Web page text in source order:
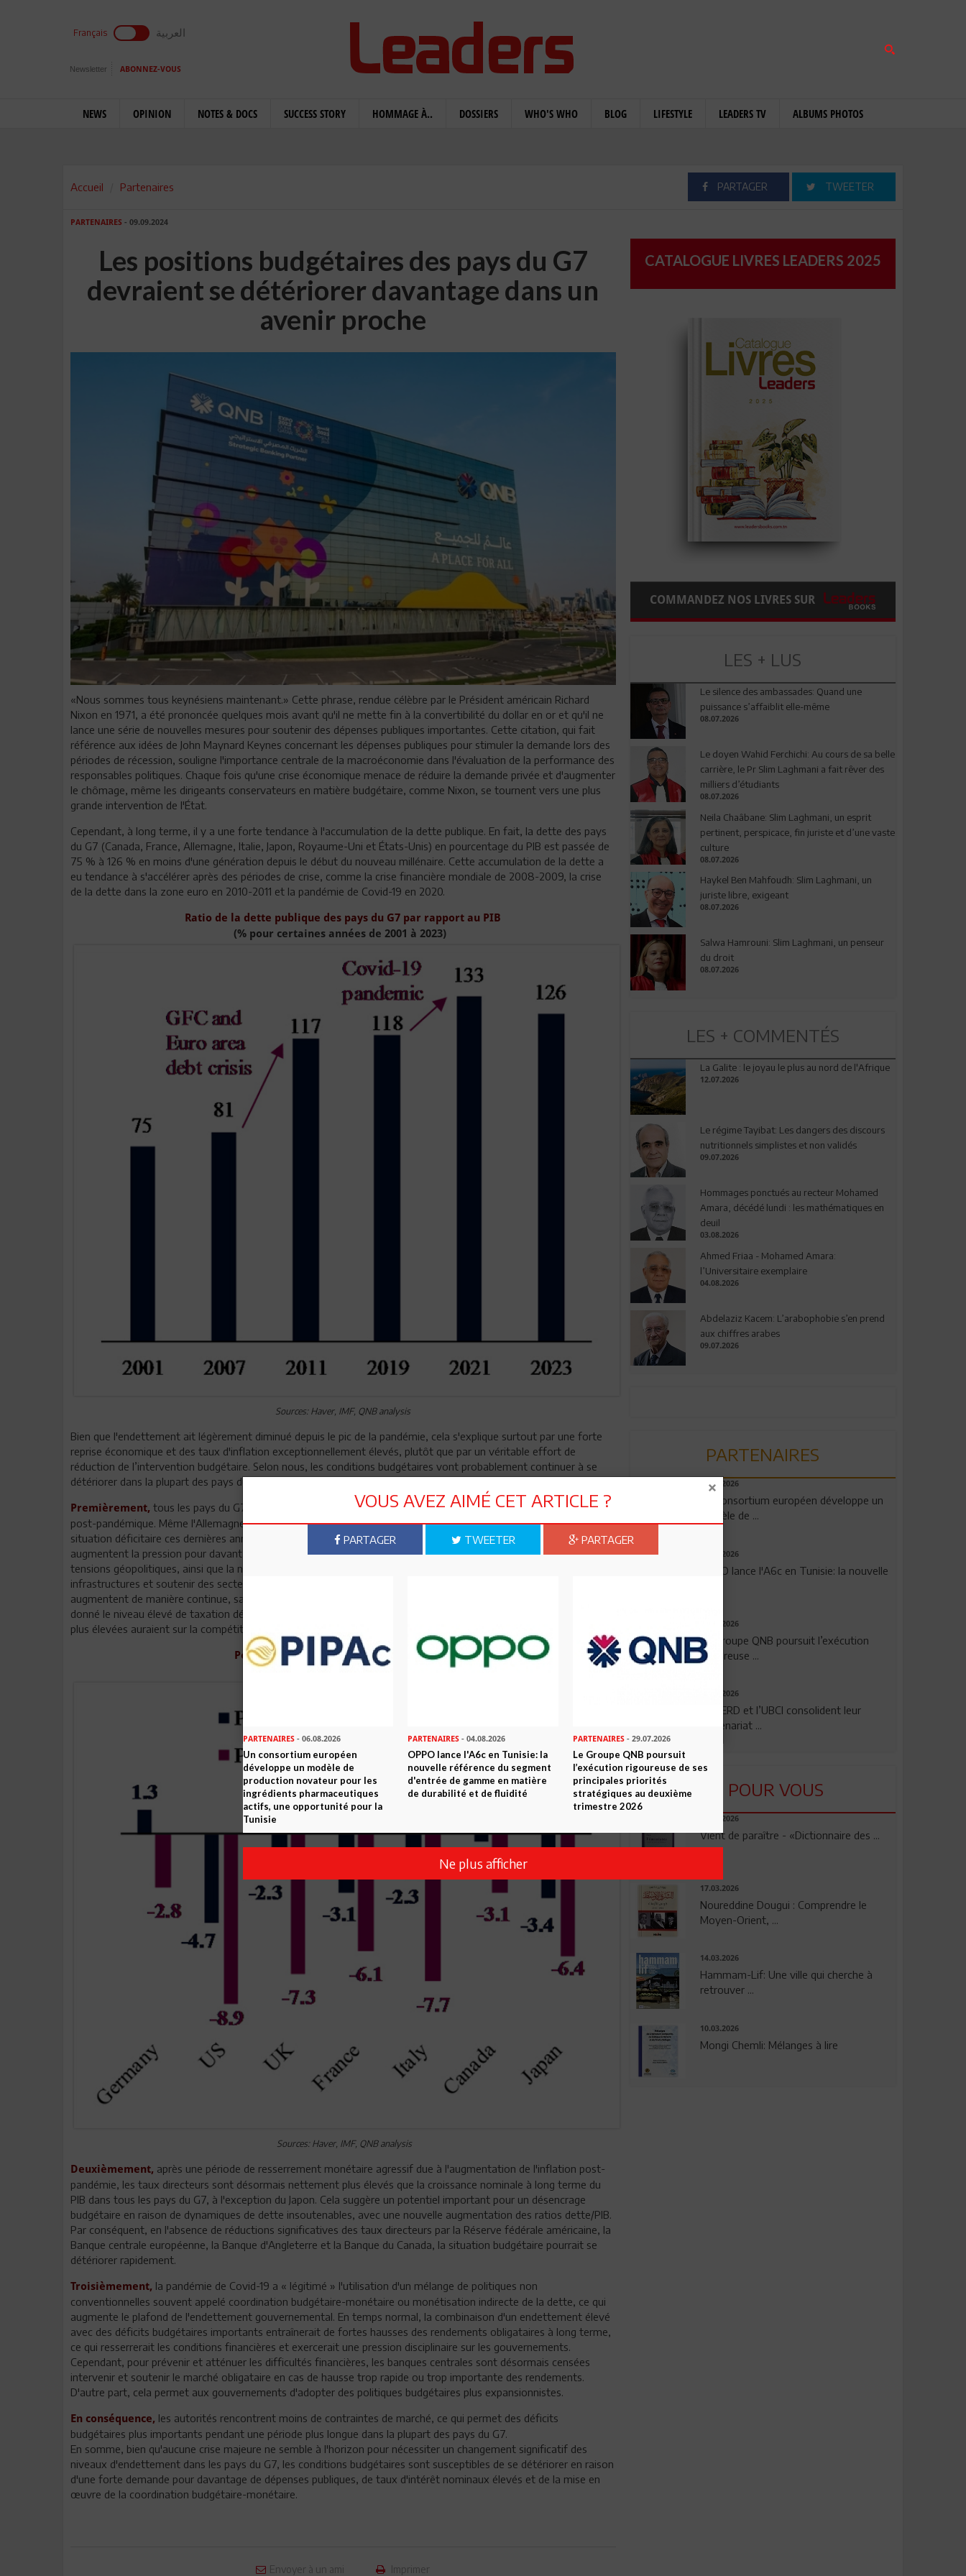
Français العربية
Newsletter ABONNEZ-VOUS
NEWS OPINION NOTES & DOCS SUCCESS STORY HOMMAGE À.. DOSSIERS WHO'S WHO BLOG LIFESTYLE LEADERS TV ALBUMS PHOTOS
Accueil Partenaires PARTAGER TWEETER
PARTENAIRES - 09.09.2024
Les positions budgétaires des pays du G7
devraient se détériorer davantage dans un
avenir proche
«Nous sommes tous keynésiens maintenant.» Cette phrase, rendue célèbre par le Président américain Richard
Nixon en 1971, a été prononcée quelques mois avant qu'il ne mette fin à la convertibilité du dollar en or et qu'il ne
lance une série de nouvelles mesures pour soutenir des dépenses publiques importantes. Cette citation, qui fait
référence aux idées de John Maynard Keynes concernant les dépenses publiques pour stimuler la demande lors des
périodes de récession, souligne l'importance centrale de la macroéconomie dans l'évaluation de la performance des
responsables politiques. Chaque fois qu'une crise économique menace de réduire la demande privée et d'augmenter
le chômage, même les dirigeants conservateurs en matière budgétaire, comme Nixon, se tournent vers une plus
grande intervention de l'État.
Cependant, à long terme, il y a une forte tendance à l'accumulation de la dette publique. En fait, la dette des pays
du G7 (Canada, France, Allemagne, Italie, Japon, Royaume-Uni et États-Unis) en pourcentage du PIB est passée de
75 % à 126 % en moins d'une génération depuis le début du nouveau millénaire. Cette accumulation de la dette a
eu tendance à s'accélérer après des périodes de crise, comme la crise financière mondiale de 2008-2009, la crise
de la dette dans la zone euro en 2010-2011 et la pandémie de Covid-19 en 2020.
Ratio de la dette publique des pays du G7 par rapport au PIB
(% pour certaines années de 2001 à 2023)
Sources: Haver, IMF, QNB analysis
Bien que l'endettement ait légèrement diminué depuis le pic de la pandémie, cela s'explique surtout par une forte
reprise économique et des taux d'inflation exceptionnellement élevés, plutôt que par un véritable effort de
réduction de l’intervention budgétaire. Selon nous, les conditions budgétaires vont probablement continuer à se
détériorer dans la plupart des pays du G7. Trois facteurs principaux étayent cette opinion.
Premièrement, tous les pays du G7 ont accru leurs déficits depuis la pandémie, indépendamment de la reprise
post-pandémique. Même l'Allemagne, qui affichait des excédents structurels avant la pandémie, est passée en
situation déficitaire ces dernières années. Cela s'explique par une série de nouvelles demandes croissantes qui
augmentent la pression pour davantage de dépenses publiques. Ces demandes incluent les prestations sociales, les
tensions géopolitiques, ainsi que la nécessité d'un nouveau cycle d'investissements pour moderniser les
infrastructures et soutenir des secteurs industriels stratégiques. En conséquence, les dépenses publiques
augmentent de manière continue, sans qu'il soit possible de les financer facilement par de nouveaux impôts, étant
donné le niveau élevé de taxation déjà en place dans la plupart des pays du G7 et l'impact négatif que des taxes
plus élevées auraient sur la compétitivité.
Positions budgétaires dans les pays du G7
(excédent/déficit en % du PIB)
Sources: Haver, IMF, QNB analysis
Deuxièmement, après une période de resserrement monétaire agressif due à l'augmentation de l'inflation post-
pandémie, les taux directeurs sont désormais nettement plus élevés que la croissance nominale à long terme du
PIB dans tous les pays du G7, à l'exception du Japon. Cela suggère un potentiel important pour un désencrage
budgétaire en raison de dynamiques de dette insoutenables, avec une nouvelle augmentation des ratios dette/PIB.
Par conséquent, en l'absence de réductions significatives des taux directeurs par la Réserve fédérale américaine, la
Banque centrale européenne, la Banque d'Angleterre et la Banque du Canada, la situation budgétaire pourrait se
détériorer rapidement.
Troisièmement, la pandémie de Covid-19 a « légitimé » l'utilisation d'un mélange de politiques non
conventionnelles souvent appelé coordination budgétaire-monétaire ou monétisation indirecte de la dette, ce qui
augmente le plafond de l'endettement gouvernemental. En temps normal, la combinaison d'un endettement élevé
avec des déficits budgétaires importants entraînerait de fortes hausses des rendements obligataires à long terme,
ce qui resserrerait les conditions financières et exercerait une pression disciplinaire sur les gouvernements.
Cependant, pour prévenir et atténuer les difficultés financières, les banques centrales sont désormais censées
intervenir et soutenir le marché obligataire en cas de hausse trop rapide ou trop importante des rendements.
D'autre part, cela permet aux gouvernements d'adopter des politiques budgétaires plus expansionnistes.
En conséquence, les autorités rencontrent moins de contraintes de marché, ce qui permet des déficits
budgétaires plus importants pendant une période plus longue dans la plupart des pays du G7.
En somme, bien qu'aucune crise majeure ne semble à l'horizon pour nécessiter un changement significatif des
niveaux d'endettement dans les pays du G7, les conditions budgétaires sont susceptibles de se détériorer en raison
d'une forte demande pour davantage de dépenses publiques, de taux d'intérêt nominaux élevés et de la mise en
œuvre de la coordination budgétaire-monétaire.
Envoyer à un ami Imprimer
CATALOGUE LIVRES LEADERS 2025
COMMANDEZ NOS LIVRES SUR
LES + LUS
Le silence des ambassades: Quand une
puissance s’affaiblit elle-même
08.07.2026
Le doyen Wahid Ferchichi: Au cours de sa belle
carrière, le Pr Slim Laghmani a fait rêver des
milliers d’étudiants
08.07.2026
Neila Chaâbane: Slim Laghmani, un esprit
pertinent, perspicace, fin juriste et d’une vaste
culture
08.07.2026
Haykel Ben Mahfoudh: Slim Laghmani, un
juriste libre, exigeant
08.07.2026
Salwa Hamrouni: Slim Laghmani, un penseur
du droit
08.07.2026
LES + COMMENTÉS
La Galite : le joyau le plus au nord de l'Afrique
12.07.2026
Le régime Tayibat: Les dangers des discours
nutritionnels simplistes et non validés
09.07.2026
Hommages ponctués au recteur Mohamed
Amara, décédé lundi : les mathématiques en
deuil
03.08.2026
Ahmed Friaa - Mohamed Amara:
l’Universitaire exemplaire
04.08.2026
Abdelaziz Kacem: L’arabophobie s’en prend
aux chiffres arabes
09.07.2026
PARTENAIRES
06.08.2026
Un consortium européen développe un
modèle de ...
04.08.2026
OPPO lance l'A6c en Tunisie: la nouvelle
29.07.2026
Le Groupe QNB poursuit l’exécution
rigoureuse ...
24.07.2026
La BERD et l’UBCI consolident leur
partenariat ...
LU POUR VOUS
23.04.2026
Vient de paraître - «Dictionnaire des ...
17.03.2026
Noureddine Dougui : Comprendre le
Moyen-Orient, ...
14.03.2026
Hammam-Lif: Une ville qui cherche à
retrouver ...
10.03.2026
Mongi Chemli: Mélanges à lire
VOUS AVEZ AIMÉ CET ARTICLE ?
PARTAGER TWEETER PARTAGER
PARTENAIRES - 06.08.2026
Un consortium européen
développe un modèle de
production novateur pour les
ingrédients pharmaceutiques
actifs, une opportunité pour la
Tunisie
PARTENAIRES - 04.08.2026
OPPO lance l'A6c en Tunisie: la
nouvelle référence du segment
d'entrée de gamme en matière
de durabilité et de fluidité
PARTENAIRES- 29.07.2026
Le Groupe QNB poursuit
l’exécution rigoureuse de ses
principales priorités
stratégiques au deuxième
trimestre 2026
Ne plus afficher